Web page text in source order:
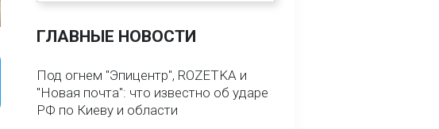
ГЛАВНЫЕ НОВОСТИ
Под огнем "Эпицентр", ROZETKA и
"Новая почта": что известно об ударе
РФ по Киеву и области